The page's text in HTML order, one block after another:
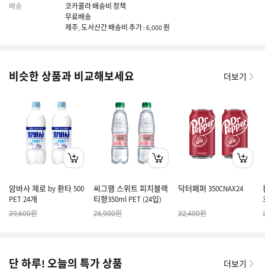
배송
코카콜라 배송비 정책
무료배송
제주, 도서산간 배송비 추가 : 6,000 원
비슷한 상품과 비교해보세요 더보기
암바사 제로 by 환타 500
PET 24개
39,600원
씨그램 스위트 피치블랙
티향350ml PET (24입)
26,900원
닥터페퍼 350CNAX24
32,400원
단 하루! 오늘의 특가 상품 더보기